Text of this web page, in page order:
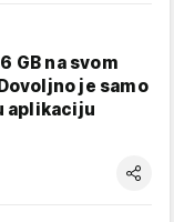
GB na svom
je samo
aplikaciju